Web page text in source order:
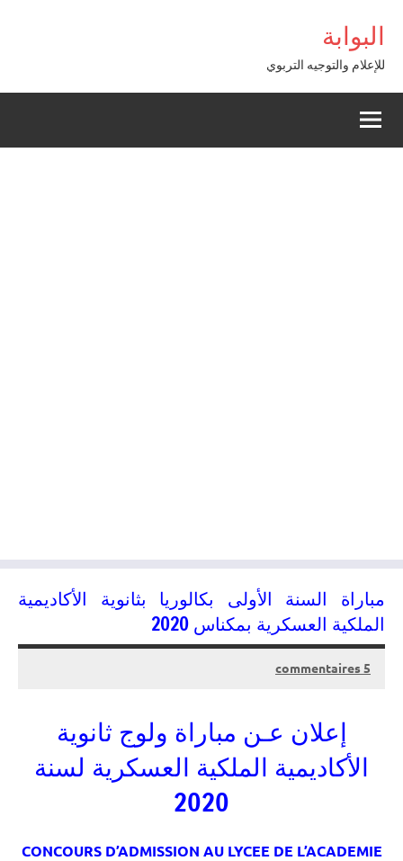
contenu
البوابة
للإعلام والتوجيه التربوي
مباراة السنة الأولى بكالوريا بثانوية الأكاديمية
الملكية العسكرية بمكناس 2020
06/07/2020
kamal
5 commentaires
إعلان عـن مباراة ولوج ثانوية
الأكاديمية الملكية العسكرية لسنة
2020
CONCOURS D’ADMISSION AU LYCEE DE L’ACADEMIE